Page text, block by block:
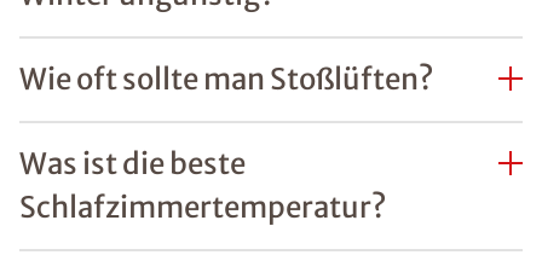
Wie oft sollte man Stoßlüften?
Was ist die beste
Schlafzimmertemperatur?